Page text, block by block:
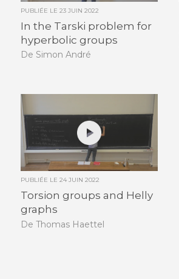
PUBLIÉE LE 23 JUIN 2022
In the Tarski problem for
hyperbolic groups
De Simon André
PUBLIÉE LE 24 JUIN 2022
Torsion groups and Helly
graphs
De Thomas Haettel